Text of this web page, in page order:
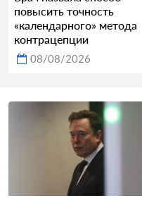
повысить точность
«календарного» метода
контрацепции
08/08/2026